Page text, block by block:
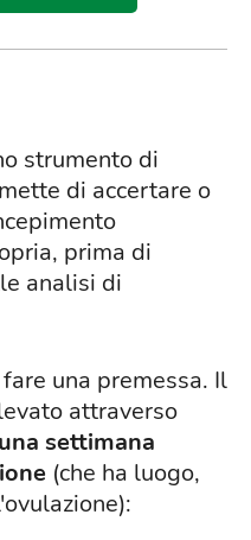
strumento di
di accertare o
prima di
analisi di
una premessa. Il
attraverso
settimana
(che ha luogo,